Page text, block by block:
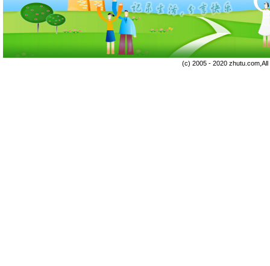
(c) 2005 - 2020